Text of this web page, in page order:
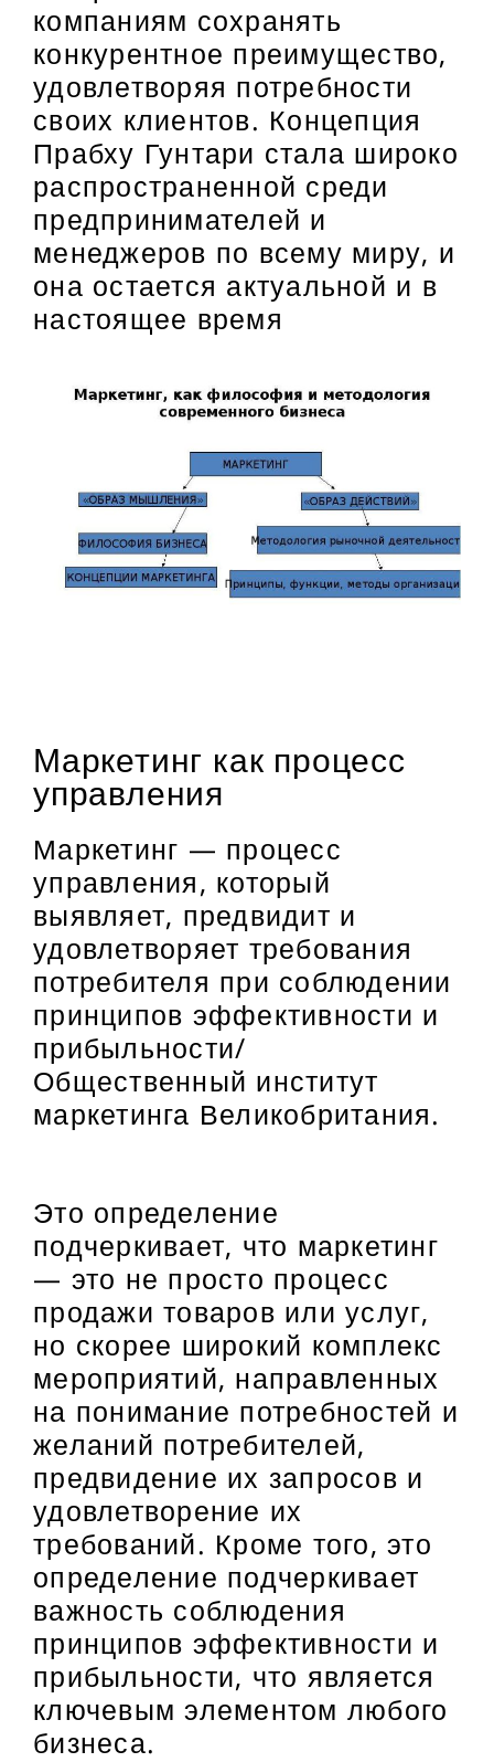
компаниям сохранять
конкурентное преимущество,
удовлетворяя потребности
своих клиентов. Концепция
Прабху Гунтари стала широко
распространенной среди
предпринимателей и
менеджеров по всему миру, и
она остается актуальной и в
настоящее время
Маркетинг как процесс
управления
Маркетинг — процесс
управления, который
выявляет, предвидит и
удовлетворяет требования
потребителя при соблюдении
принципов эффективности и
прибыльности/
Общественный институт
маркетинга Великобритания.
Это определение
подчеркивает, что маркетинг
— это не просто процесс
продажи товаров или услуг,
но скорее широкий комплекс
мероприятий, направленных
на понимание потребностей и
желаний потребителей,
предвидение их запросов и
удовлетворение их
требований. Кроме того, это
определение подчеркивает
важность соблюдения
принципов эффективности и
прибыльности, что является
ключевым элементом любого
бизнеса.